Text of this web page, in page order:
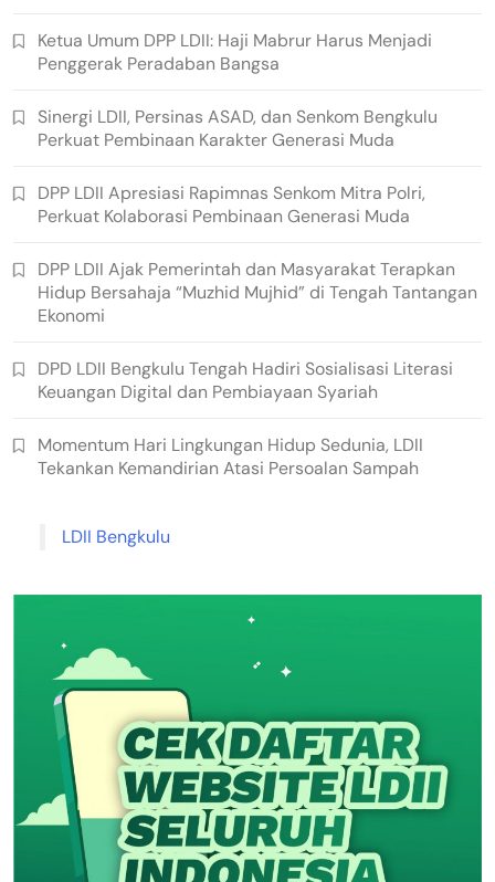
Ketua Umum DPP LDII: Haji Mabrur Harus Menjadi
Penggerak Peradaban Bangsa
Sinergi LDII, Persinas ASAD, dan Senkom Bengkulu
Perkuat Pembinaan Karakter Generasi Muda
DPP LDII Apresiasi Rapimnas Senkom Mitra Polri,
Perkuat Kolaborasi Pembinaan Generasi Muda
DPP LDII Ajak Pemerintah dan Masyarakat Terapkan
Hidup Bersahaja “Muzhid Mujhid” di Tengah Tantangan
Ekonomi
DPD LDII Bengkulu Tengah Hadiri Sosialisasi Literasi
Keuangan Digital dan Pembiayaan Syariah
Momentum Hari Lingkungan Hidup Sedunia, LDII
Tekankan Kemandirian Atasi Persoalan Sampah
LDII Bengkulu